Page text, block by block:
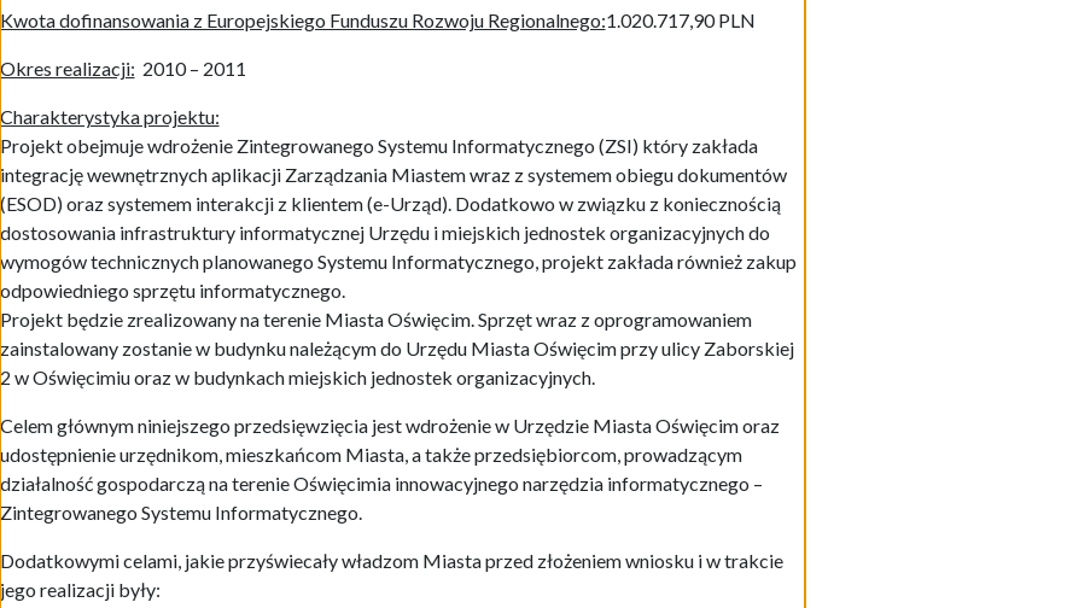
Kwota dofinansowania z Europejskiego Funduszu Rozwoju Regionalnego:1.020.717,90 PLN
Okres realizacji: 2010 – 2011
Charakterystyka projektu:
Projekt obejmuje wdrożenie Zintegrowanego Systemu Informatycznego (ZSI) który zakłada
integrację wewnętrznych aplikacji Zarządzania Miastem wraz z systemem obiegu dokumentów
(ESOD) oraz systemem interakcji z klientem (e-Urząd). Dodatkowo w związku z koniecznością
dostosowania infrastruktury informatycznej Urzędu i miejskich jednostek organizacyjnych do
wymogów technicznych planowanego Systemu Informatycznego, projekt zakłada również zakup
odpowiedniego sprzętu informatycznego.
Projekt będzie zrealizowany na terenie Miasta Oświęcim. Sprzęt wraz z oprogramowaniem
zainstalowany zostanie w budynku należącym do Urzędu Miasta Oświęcim przy ulicy Zaborskiej
2 w Oświęcimiu oraz w budynkach miejskich jednostek organizacyjnych.
Celem głównym niniejszego przedsięwzięcia jest wdrożenie w Urzędzie Miasta Oświęcim oraz
udostępnienie urzędnikom, mieszkańcom Miasta, a także przedsiębiorcom, prowadzącym
działalność gospodarczą na terenie Oświęcimia innowacyjnego narzędzia informatycznego –
Zintegrowanego Systemu Informatycznego.
Dodatkowymi celami, jakie przyświecały władzom Miasta przed złożeniem wniosku i w trakcie
jego realizacji były: